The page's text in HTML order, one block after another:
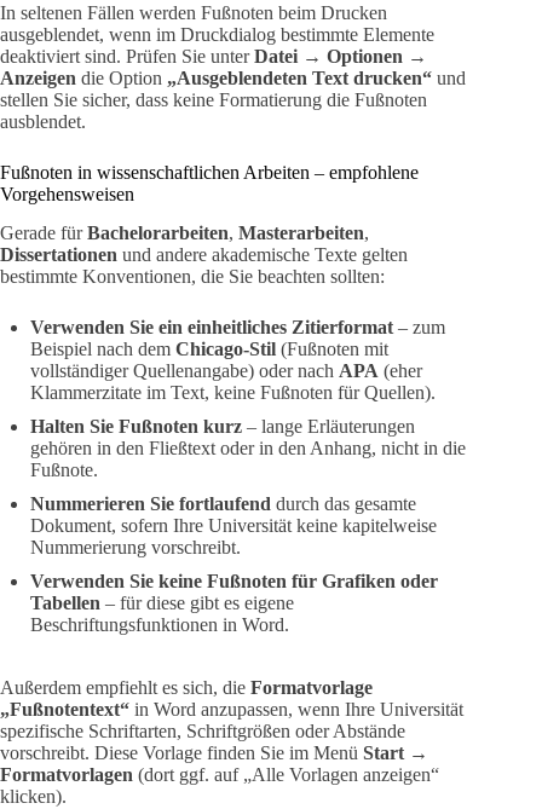
In seltenen Fällen werden Fußnoten beim Drucken
ausgeblendet, wenn im Druckdialog bestimmte Elemente
deaktiviert sind. Prüfen Sie unterDatei → Optionen →
Anzeigen die Option „Ausgeblendeten Text drucken“ und
stellen Sie sicher, dass keine Formatierung die Fußnoten
ausblendet.
Fußnoten in wissenschaftlichen Arbeiten – empfohlene
Vorgehensweisen
Gerade fürBachelorarbeiten, Masterarbeiten,
Dissertationen und andere akademische Texte gelten
bestimmte Konventionen, die Sie beachten sollten:
Verwenden Sie ein einheitliches Zitierformat– zum
Beispiel nach dem Chicago-Stil (Fußnoten mit
vollständiger Quellenangabe) oder nach APA (eher
Klammerzitate im Text, keine Fußnoten für Quellen).
Halten Sie Fußnoten kurz – lange Erläuterungen
gehören in den Fließtext oder in den Anhang, nicht in die
Fußnote.
Nummerieren Sie fortlaufend durch das gesamte
Dokument, sofern Ihre Universität keine kapitelweise
Nummerierung vorschreibt.
Verwenden Sie keine Fußnoten für Grafiken oder
Tabellen – für diese gibt es eigene
Beschriftungsfunktionen in Word.
Außerdem empfiehlt es sich, die Formatvorlage
„Fußnotentext“ in Word anzupassen, wenn Ihre Universität
spezifische Schriftarten, Schriftgrößen oder Abstände
vorschreibt. Diese Vorlage finden Sie im Menü Start →
Formatvorlagen (dort ggf. auf „Alle Vorlagen anzeigen“
klicken).